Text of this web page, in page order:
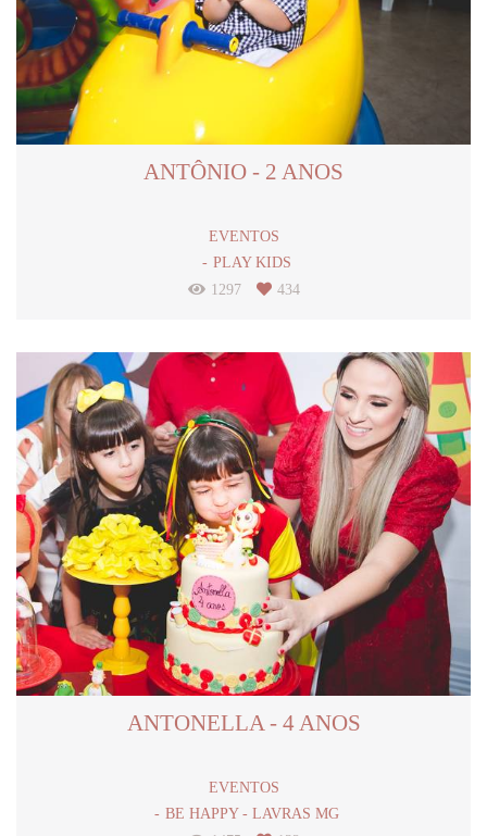
ANTÔNIO - 2 ANOS
EVENTOS
PLAY KIDS
1297
434
ANTONELLA - 4 ANOS
EVENTOS
BE HAPPY - LAVRAS MG